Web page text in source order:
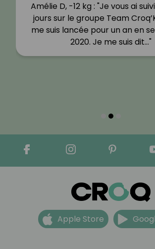
Amélie D, -12 kg : "Je vous ai
jours sur le groupe Team
me suis lancée pour un an en
2020. Je me suis dit…"
Apple Store